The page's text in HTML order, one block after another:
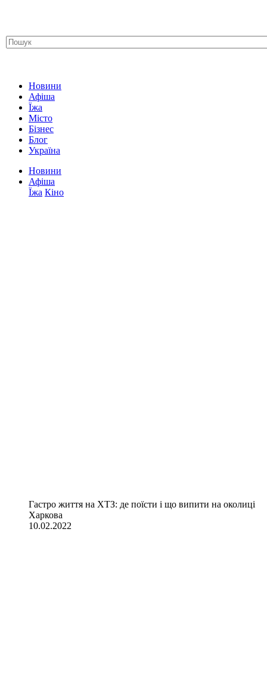
Новини
Афіша
Їжа
Місто
Бізнес
Блог
Україна
Новини
Афіша
Їжа Кіно
Гастро життя на ХТЗ: де поїсти і що випити на околиці
Харкова
10.02.2022